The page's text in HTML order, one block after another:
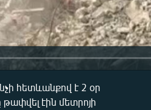
հետևանքով է 2 օր
էին մետրոյի